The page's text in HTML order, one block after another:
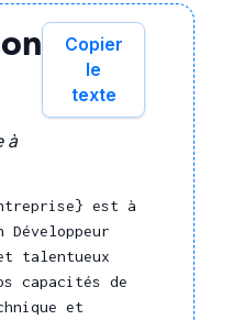
à
Copier
le
texte
est à
talentueux
capacités de
et